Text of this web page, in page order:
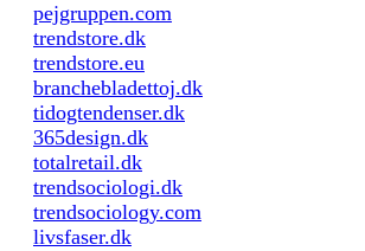
pejgruppen.com
trendstore.dk
trendstore.eu
branchebladettoj.dk
tidogtendenser.dk
365design.dk
totalretail.dk
trendsociologi.dk
trendsociology.com
livsfaser.dk